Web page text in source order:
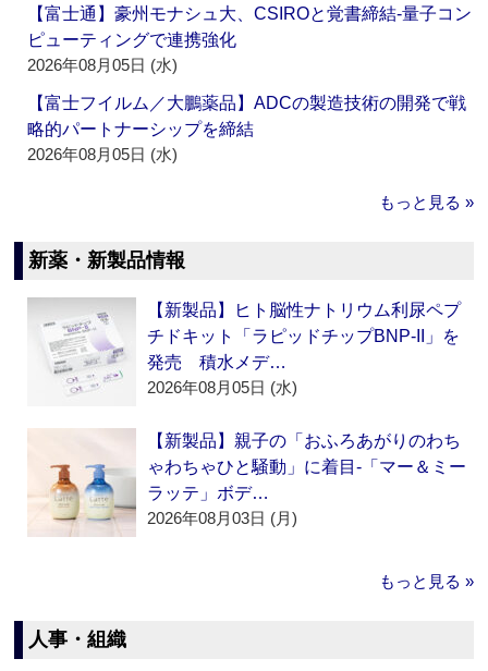
【富士通】豪州モナシュ大、CSIROと覚書締結‐量子コン
ピューティングで連携強化
2026年08月05日 (水)
【富士フイルム／大鵬薬品】ADCの製造技術の開発で戦
略的パートナーシップを締結
2026年08月05日 (水)
もっと見る »
新薬・新製品情報
【新製品】ヒト脳性ナトリウム利尿ペプ
チドキット「ラピッドチップBNP-II」を
発売 積水メデ…
2026年08月05日 (水)
【新製品】親子の「おふろあがりのわち
ゃわちゃひと騒動」に着目‐「マー＆ミー
ラッテ」ボデ…
2026年08月03日 (月)
もっと見る »
人事・組織